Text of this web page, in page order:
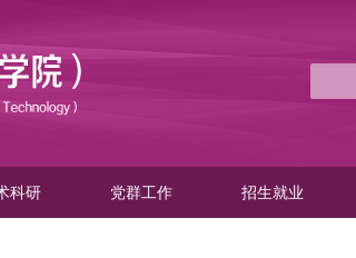
科研 党群工作 招生就业